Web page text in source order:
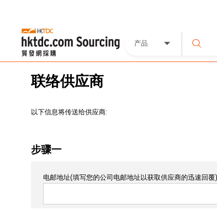
产品
联络供应商
以下信息将传送给供应商:
步骤一
电邮地址(填写您的公司电邮地址以获取供应商的迅速回覆)